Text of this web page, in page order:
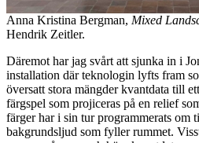
Anna Kristina Bergman, Mixed
Hendrik Zeitler.
Däremot har jag svårt att sjunka in i
installation där teknologin lyfts fram
översatt stora mängder kvantdata till
färgspel som projiceras på en relief
färger har i sin tur programmerats om
bakgrundsljud som fyller rummet.